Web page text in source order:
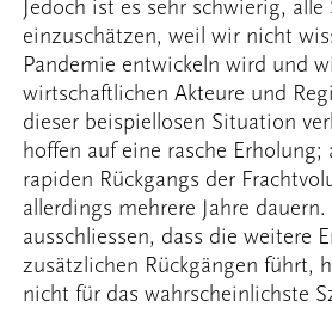
Jedoch ist es sehr schwierig, alle
einzuschätzen, weil wir nicht
Pandemie entwickeln wird und
wirtschaftlichen Akteure und
dieser beispiellosen Situation
hoffen auf eine rasche Erholung;
rapiden Rückgangs der
allerdings mehrere Jahre
ausschliessen, dass die weitere
zusätzlichen Rückgängen führt,
nicht für das wahrscheinlichste